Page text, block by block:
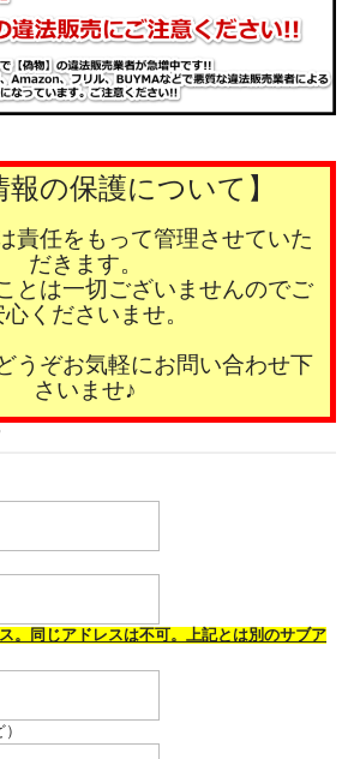
報の保護について】
責任をもって管理させていた
だきます。
とは一切ございませんのでご
心くださいませ。
うぞお気軽にお問い合わせ下
さいませ♪
。同じアドレスは不可。上記とは別のサブア